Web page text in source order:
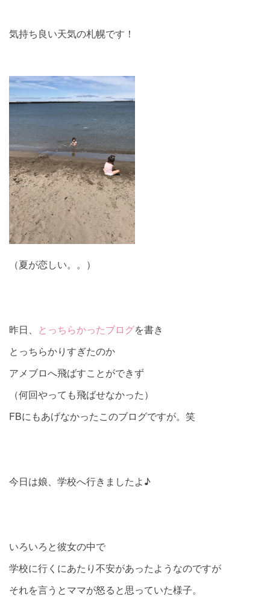
気持ち良い天気の札幌です！
（夏が恋しい。。）
昨日、 とっちらかったブログを書き
とっちらかりすぎたのか
アメブロへ飛ばすことができず
（何回やっても飛ばせなかった）
FBにもあげなかったこのブログですが。笑
今日は娘、学校へ行きましたよ♪
いろいろと彼女の中で
学校に行くにあたり不安があったようなのですが
それを言うとママが怒ると思っていた様子。